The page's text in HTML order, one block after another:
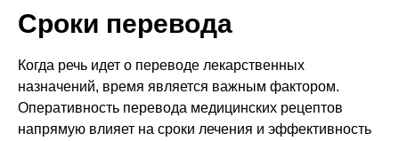
Сроки перевода
Когда речь идет о переводе лекарственных
назначений, время является важным фактором.
Оперативность перевода медицинских рецептов
напрямую влияет на сроки лечения и эффективность